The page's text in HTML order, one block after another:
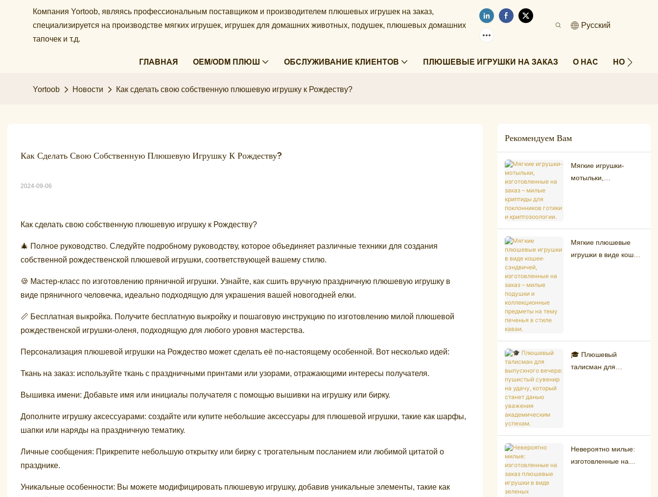
Компания Yortoob, являясь профессиональным поставщиком и производителем плюшевых игрушек на заказ,
специализируется на производстве мягких игрушек, игрушек для домашних животных, подушек, плюшевых домашних
тапочек и т.д.
Pусский
ГЛАВНАЯ OEM/ODM ПЛЮШ ОБСЛУЖИВАНИЕ КЛИЕНТОВ ПЛЮШЕВЫЕ ИГРУШКИ НА ЗАКАЗ О НАС НОВОСТИ
Yortoob Новости Как сделать свою собственную плюшевую игрушку к Рождеству?
Как Сделать Свою Собственную Плюшевую Игрушку К Рождеству?
2024-09-06
Как сделать свою собственную плюшевую игрушку к Рождеству?
🎄 Полное руководство. Следуйте подробному руководству, которое объединяет различные техники для создания
собственной рождественской плюшевой игрушки, соответствующей вашему стилю.
🍪 Мастер-класс по изготовлению пряничной игрушки. Узнайте, как сшить вручную праздничную плюшевую игрушку в
виде пряничного человечка, идеально подходящую для украшения вашей новогодней елки.
📏 Бесплатная выкройка. Получите бесплатную выкройку и пошаговую инструкцию по изготовлению милой плюшевой
рождественской игрушки-оленя, подходящую для любого уровня мастерства.
Персонализация плюшевой игрушки на Рождество может сделать её по-настоящему особенной. Вот несколько идей:
Ткань на заказ: используйте ткань с праздничными принтами или узорами, отражающими интересы получателя.
Вышивка имени: Добавьте имя или инициалы получателя с помощью вышивки на игрушку или бирку.
Дополните игрушку аксессуарами: создайте или купите небольшие аксессуары для плюшевой игрушки, такие как шарфы,
шапки или наряды на праздничную тематику.
Личные сообщения: Прикрепите небольшую открытку или бирку с трогательным посланием или любимой цитатой о
празднике.
Уникальные особенности: Вы можете модифицировать плюшевую игрушку, добавив уникальные элементы, такие как
Рекомендуем Вам
Мягкие игрушки-
мотыльки,
криптозоологии.
Мягкие плюшевые
игрушки в виде кошек-
печенья в стиле
каваи.
🎓 Плюшевый
талисман для
Невероятно милые:
изготовленные на